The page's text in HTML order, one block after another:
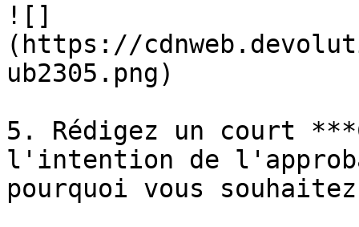
![]
(https://
ub2305.png)
5. Rédigez un court
l'intention de
pourquoi vous